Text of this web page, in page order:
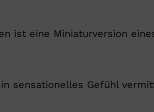
ist eine Miniaturversion
sensationelles Gefühl